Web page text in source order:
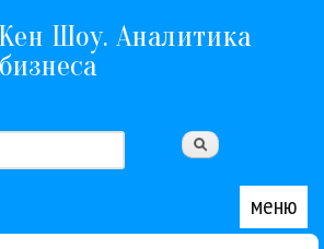
к основному содержанию
Шоу. Аналитика
меню